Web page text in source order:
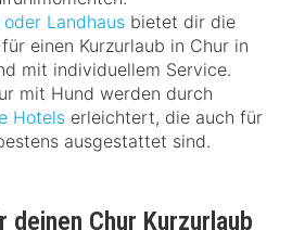
Landhaus bietet dir die
einen Kurzurlaub in Chur in
mit individuellem Service.
mit Hund werden durch
Hotels erleichtert, die auch für
ausgestattet sind.
Chur Kurzurlaub